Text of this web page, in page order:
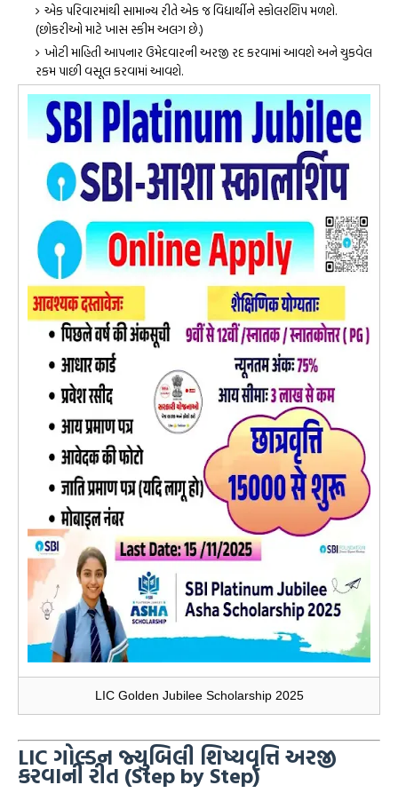
એક પરિવારમાંથી સામાન્ય રીતે એક જ વિદ્યાર્થીને સ્કોલરશિપ મળશે.
(છોકરીઓ માટે ખાસ સ્કીમ અલગ છે.)
ખોટી માહિતી આપનાર ઉમેદવારની અરજી રદ કરવામાં આવશે અને ચુકવેલ
રકમ પાછી વસૂલ કરવામાં આવશે.
LIC Golden Jubilee Scholarship 2025
LIC ગોલ્ડન જ્યુબિલી શિષ્યવૃત્તિ અરજી
કરવાની રીત (Step by Step)